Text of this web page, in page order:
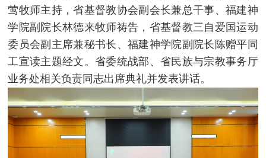
莺牧师主持，省基督教协会副会长兼总干事、福建神
学院副院长林德来牧师祷告，省基督教三自爱国运动
委员会副主席兼秘书长、福建神学院副院长陈赠平同
工宣读主题经文。省委统战部、省民族与宗教事务厅
业务处相关负责同志出席典礼并发表讲话。